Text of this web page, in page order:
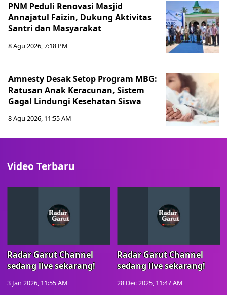
PNM Peduli Renovasi Masjid
Annajatul Faizin, Dukung Aktivitas
Santri dan Masyarakat
8 Agu 2026, 7:18 PM
Amnesty Desak Setop Program MBG:
Ratusan Anak Keracunan, Sistem
Gagal Lindungi Kesehatan Siswa
8 Agu 2026, 11:55 AM
Video Terbaru
Radar Garut Channel
sedang live sekarang!
3 Jan 2026, 11:55 AM
Radar Garut Channel
sedang live sekarang!
28 Dec 2025, 11:47 AM